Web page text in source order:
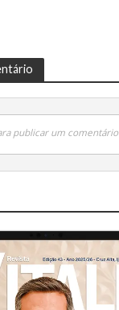
publicar um comentário